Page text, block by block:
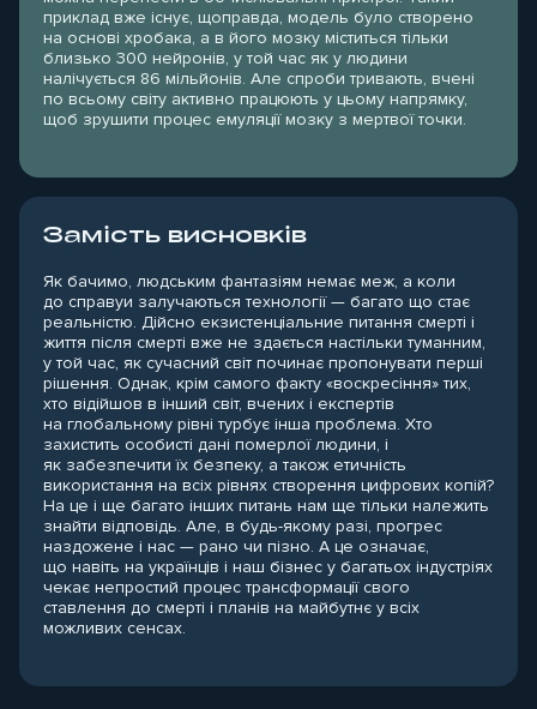
приклад вже існує, щоправда, модель було створено
на основі хробака, а в його мозку міститься тільки
близько 300 нейронів, у той час як у людини
налічується 86 мільйонів. Але спроби тривають, вчені
по всьому світу активно працюють у цьому напрямку,
щоб зрушити процес емуляції мозку з мертвої точки.
Замість висновків
Як бачимо, людським фантазіям немає меж, а коли
до справуи залучаються технології — багато що стає
реальністю. Дійсно екзистенціальние питання смерті і
життя після смерті вже не здається настільки туманним,
у той час, як сучасний світ починає пропонувати перші
рішення. Однак, крім самого факту «воскресіння» тих,
хто відійшов в інший світ, вчених і експертів
на глобальному рівні турбує інша проблема. Хто
захистить особисті дані померлої людини, і
як забезпечити їх безпеку, а також етичність
використання на всіх рівнях створення цифрових копій?
На це і ще багато інших питань нам ще тільки належить
знайти відповідь. Але, в будь-якому разі, прогрес
наздожене і нас — рано чи пізно. А це означає,
що навіть на українців і наш бізнес у багатьох індустріях
чекає непростий процес трансформації свого
ставлення до смерті і планів на майбутнє у всіх
можливих сенсах.